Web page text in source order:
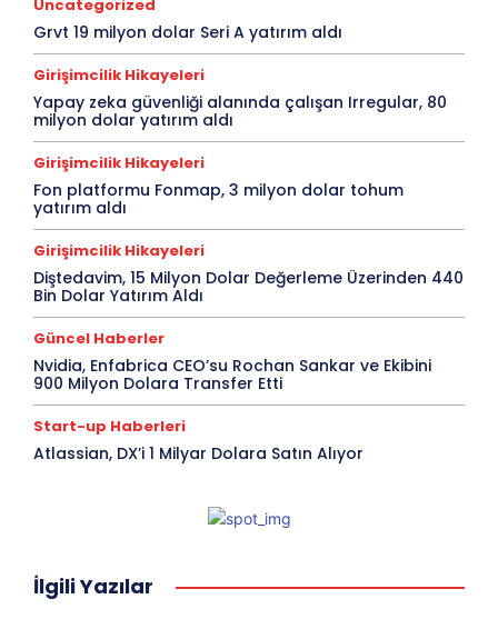
Uncategorized
Grvt 19 milyon dolar Seri A yatırım aldı
Girişimcilik Hikayeleri
Yapay zeka güvenliği alanında çalışan Irregular, 80
milyon dolar yatırım aldı
Girişimcilik Hikayeleri
Fon platformu Fonmap, 3 milyon dolar tohum
yatırım aldı
Girişimcilik Hikayeleri
Diştedavim, 15 Milyon Dolar Değerleme Üzerinden 440
Bin Dolar Yatırım Aldı
Güncel Haberler
Nvidia, Enfabrica CEO’su Rochan Sankar ve Ekibini
900 Milyon Dolara Transfer Etti
Start-up Haberleri
Atlassian, DX’i 1 Milyar Dolara Satın Alıyor
İlgili Yazılar